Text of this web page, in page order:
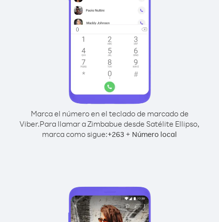
Marca el número en el teclado de marcado de
Viber.Para llamar a Zimbabue desde Satélite Ellipso,
marca como sigue:+263 + Número local